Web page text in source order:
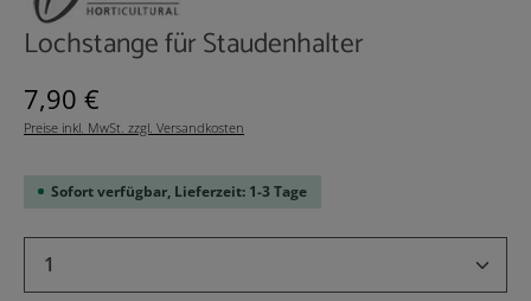
Lochstange für Staudenhalter
Regulärer Preis:
7,90 €
Preise inkl. MwSt. zzgl. Versandkosten
Sofort verfügbar, Lieferzeit: 1-3 Tage
Produkt Anzahl: Gib den gewünschten